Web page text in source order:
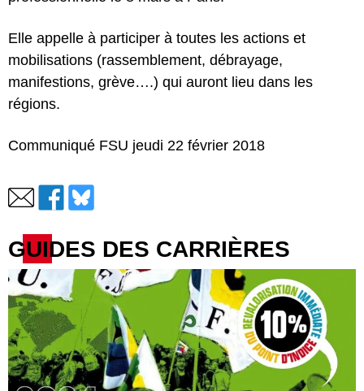
Elle appelle à participer à toutes les actions et
mobilisations (rassemblement, débrayage,
manifestions, grève….) qui auront lieu dans les
régions.
Communiqué FSU jeudi 22 février 2018
GUIDES DES CARRIÈRES